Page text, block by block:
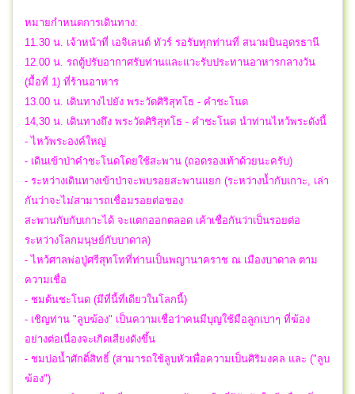
หมายกำหนดการเดินทาง:
11.30 น. เจ้าหน้าที่ เอจิเลนต์ ทัวร์ รอรับทุกท่านที่ สนามบินอุดรธานี
12.00 น. รถตู้ปรับอากาศรับท่านและแวะรับประทานอาหารกลางวัน
(มื้อที่ 1) ที่ร้านอาหาร
13.00 น. เดินทางไปยัง พระวัดศิริสุทโธ - คำชะโนด
14,30 น. เดินทางถึง พระวัดศิริสุทโธ - คำชะโนด นำท่านไหว้พระดังนี้
- ไหว้พระองค์ใหญ่
- เดินเข้าป่าคำชะโนดโดยใช้สะพาน (ถอดรองเท้าด้วยนะครับ)
- ระหว่างเดินทางเข้าป่าจะพบรอยสะพานแยก (ระหว่างน้ำกับเกาะ, เล่า
กันว่าจะไม่สามารถเชื่อมรอยต่อของ
สะพานกับกับเกาะได้ จะแตกออกตลอด เค้าเชื่อกันว่าเป็นรอยต่อ
ระหว่างโลกมนุษย์กับบาดาล)
- ไหว้ศาลพ่อปู่ศรีสุทโทที่ท่านเป็นพญานาคราช ณ เมืองบาดาล ตาม
ความเชื่อ
- ชมต้นชะโนด (มีที่นี้ที่เดียวในโลกนี้)
- เชิญท่าน "ลูบฆ้อง" เป็นความเชื่อว่าคนมีบุญใช้มือลูกเบาๆ ที่ฆ้อง
อย่างต่อเนื่องจะเกิดเสียงดังขึ้น
- ชมบ่อน้ำศักดิ์สิทธิ์ (สามารถใช้ลูบหัวเพื่อความเป็นศิริมงคล และ ("ลูบ
ฆ้อง")